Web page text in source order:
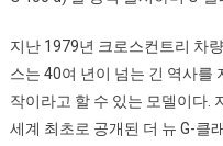
지난 1979년 크로스컨트리 차
스는 40여 년이 넘는 긴 역사를
작이라고 할 수 있는 모델이다.
세계 최초로 공개된 더 뉴 G-클